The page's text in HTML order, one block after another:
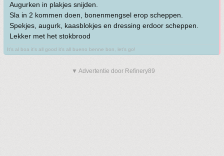
Augurken in plakjes snijden.
Sla in 2 kommen doen, bonenmengsel erop scheppen.
Spekjes, augurk, kaasblokjes en dressing erdoor scheppen.
Lekker met het stokbrood
It's al boa it's all good it's all bueno benne bon, let's go!
▼ Advertentie door Refinery89